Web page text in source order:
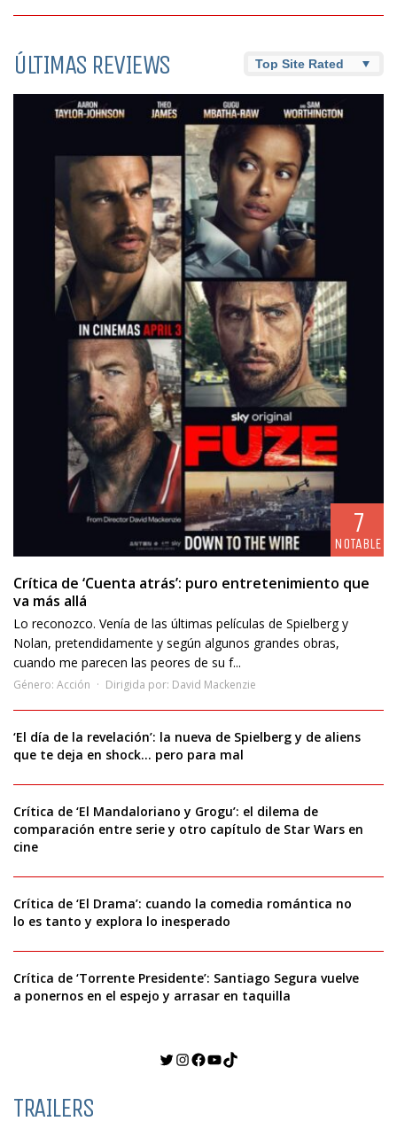
ÚLTIMAS REVIEWS
7
NOTABLE
Crítica de ‘Cuenta atrás’: puro entretenimiento que
va más allá
Lo reconozco. Venía de las últimas películas de Spielberg y
Nolan, pretendidamente y según algunos grandes obras,
cuando me parecen las peores de su f...
Género: Acción Dirigida por: David Mackenzie
‘El día de la revelación’: la nueva de Spielberg y de aliens
que te deja en shock… pero para mal
Crítica de ‘El Mandaloriano y Grogu’: el dilema de
comparación entre serie y otro capítulo de Star Wars en
cine
Crítica de ‘El Drama’: cuando la comedia romántica no
lo es tanto y explora lo inesperado
Crítica de ‘Torrente Presidente’: Santiago Segura vuelve
a ponernos en el espejo y arrasar en taquilla
Twitter
Instagram
Facebook
YouTube
TikTok
TRAILERS